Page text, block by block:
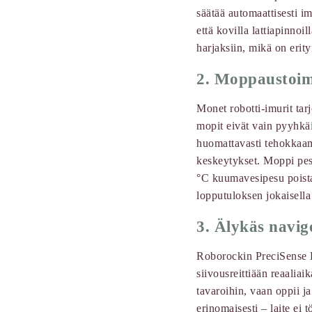
säätää automaattisesti
että kovilla
harjaksiin, mikä on
2.
Monet robotti-imurit
mopit eivät vain
huomattavasti
keskeytykset. Moppi
°C kuumavesipesu
lopputuloksen
3. Älykäs
Roborockin
siivousreittiään
tavaroihin, vaan oppii
erinomaisesti – laite ei